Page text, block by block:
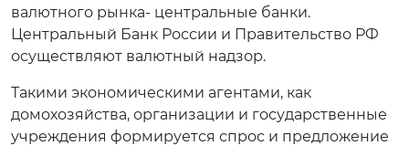
валютного рынка- центральные банки.
Центральный Банк России и Правительство РФ
осуществляют валютный надзор.
Такими экономическими агентами, как
домохозяйства, организации и государственные
учреждения формируется спрос и предложение